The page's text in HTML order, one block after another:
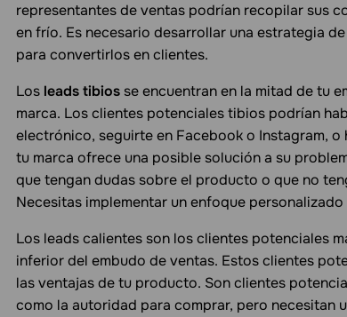
representantes de ventas podrían recopilar sus
en frío. Es necesario desarrollar una estrategia de
para convertirlos en clientes.
Los leads tibios se encuentran en la mitad de tu
marca. Los clientes potenciales tibios podrían
electrónico, seguirte en Facebook o Instagram,
tu marca ofrece una posible solución a su
que tengan dudas sobre el producto o que no
Necesitas implementar un enfoque
Los leads calientes son los clientes potenciales
inferior del embudo de ventas. Estos clientes
las ventajas de tu producto. Son clientes
como la autoridad para comprar, pero necesitan